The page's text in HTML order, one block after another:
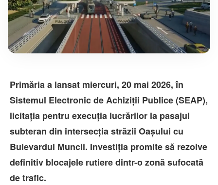
Primăria a lansat miercuri, 20 mai 2026, în
Sistemul Electronic de Achiziții Publice (SEAP),
licitația pentru execuția lucrărilor la pasajul
subteran din intersecția străzii Oașului cu
Bulevardul Muncii. Investiția promite să rezolve
definitiv blocajele rutiere dintr-o zonă sufocată
de trafic.